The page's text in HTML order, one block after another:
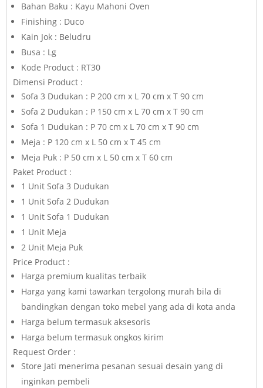
Bahan Baku : Kayu Mahoni Oven
Finishing : Duco
Kain Jok : Beludru
Busa : Lg
Kode Product : RT30
Dimensi Product :
Sofa 3 Dudukan : P 200 cm x L 70 cm x T 90 cm
Sofa 2 Dudukan : P 150 cm x L 70 cm x T 90 cm
Sofa 1 Dudukan : P 70 cm x L 70 cm x T 90 cm
Meja : P 120 cm x L 50 cm x T 45 cm
Meja Puk : P 50 cm x L 50 cm x T 60 cm
Paket Product :
1 Unit Sofa 3 Dudukan
1 Unit Sofa 2 Dudukan
1 Unit Sofa 1 Dudukan
1 Unit Meja
2 Unit Meja Puk
Price Product :
Harga premium kualitas terbaik
Harga yang kami tawarkan tergolong murah bila di
bandingkan dengan toko mebel yang ada di kota anda
Harga belum termasuk aksesoris
Harga belum termasuk ongkos kirim
Request Order :
Store Jati menerima pesanan sesuai desain yang di
inginkan pembeli